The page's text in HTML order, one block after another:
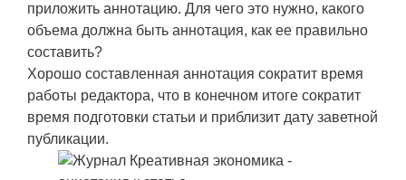
приложить аннотацию. Для чего это нужно, какого
объема должна быть аннотация, как ее правильно
составить?
Хорошо составленная аннотация сократит время
работы редактора, что в конечном итоге сократит
время подготовки статьи и приблизит дату заветной
публикации.